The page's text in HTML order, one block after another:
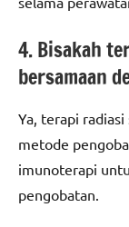
4. Bisakah
bersamaan
Ya, terapi
metode
imunoterapi
pengobatan.